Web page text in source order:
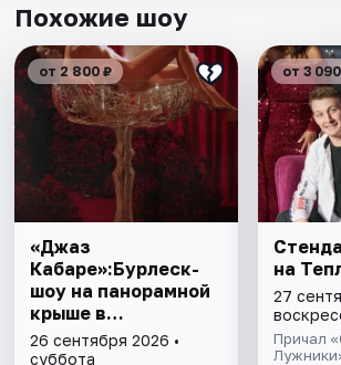
Похожие шоу
от 2 800 ₽
«Джаз
Кабаре»:Бурлеск-
шоу на панорамной
крыше в
сопровождении
живого джаза! 18+
26 сентября 2026 •
суббота
от 3
на
27
Причал